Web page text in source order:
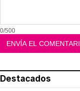
0/500
Destacados